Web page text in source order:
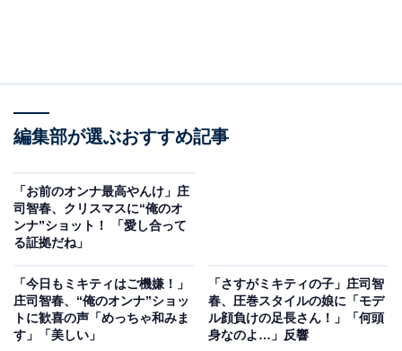
編集部が選ぶおすすめ記事
「お前のオンナ最高やんけ」庄
司智春、クリスマスに“俺のオ
ンナ”ショット！ 「愛し合って
る証拠だね」
「今日もミキティはご機嫌！」
庄司智春、“俺のオンナ”ショッ
トに歓喜の声「めっちゃ和みま
す」「美しい」
「さすがミキティの子」庄司智
春、圧巻スタイルの娘に「モデ
ル顔負けの足長さん！」「何頭
身なのよ…」反響